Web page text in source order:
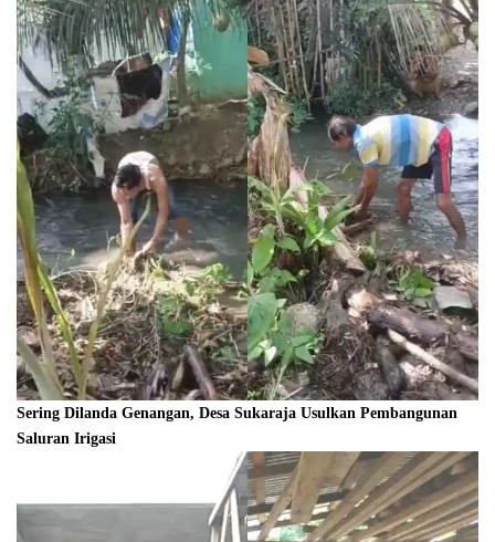
Sering Dilanda Genangan, Desa Sukaraja Usulkan Pembangunan
Saluran Irigasi